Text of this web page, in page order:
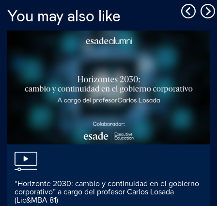
You may also like
“Horizonte 2030: cambio y continuidad en el gobierno
corporativo” a cargo del profesor Carlos Losada
(Lic&MBA 81)